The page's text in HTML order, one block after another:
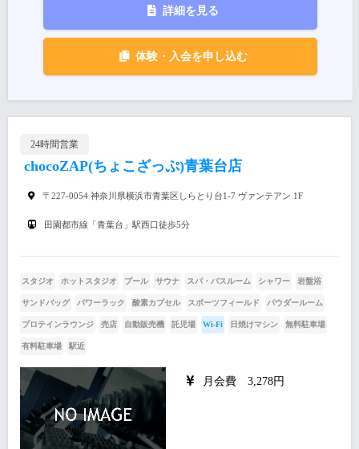
詳細を見る
体験・入会を申し込む
24時間営業
chocoZAP(ちょこざっぷ)青葉台店
〒227-0054 神奈川県横浜市青葉区しらとり台1-7 ヴァンテアン 1F
田園都市線「青葉台」駅西口徒歩5分
スタジオ ホットスタジオ プール サウナ スパ・バスルーム シャワー 岩盤浴
サンドバッグ パワーラック 酸素カプセル スポーツフィールド パウダールーム
プロテインラウンジ 売店 自動販売機 託児場 Wi-Fi 日焼けマシン 無料駐車場
有料駐車場 駅近
月会費 3,278円